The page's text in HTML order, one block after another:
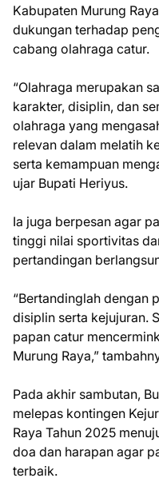
Kabupaten Murung
dukungan terhadap
cabang olahraga catur.
“Olahraga merupakan
karakter, disiplin, dan
olahraga yang
relevan dalam melatih
serta kemampuan
ujar Bupati Heriyus.
Ia juga berpesan agar
tinggi nilai sportivitas
pertandingan
“Bertandinglah dengan
disiplin serta kejujuran.
papan catur
Murung Raya,”
Pada akhir sambutan,
melepas kontingen
Raya Tahun 2025
doa dan harapan agar
terbaik.